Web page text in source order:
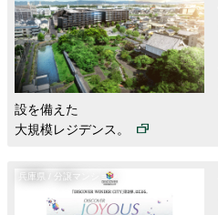
設を備えた
大規模レジデンス。
兵庫県 / 分譲マンション